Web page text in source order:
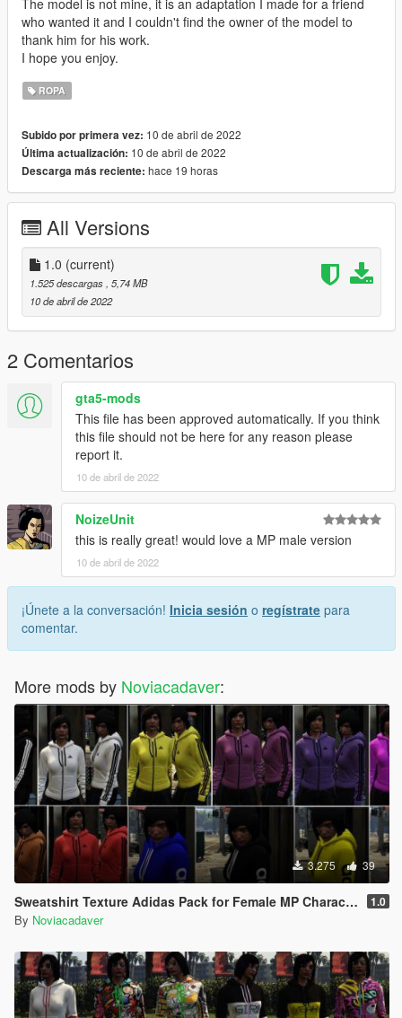
who wanted it and I couldn't find the owner of the model to
thank him for his work.
I hope you enjoy.
ROPA
Subido por primera vez: 10 de abril de 2022
Última actualización: 10 de abril de 2022
Descarga más reciente: hace 19 horas
All Versions
1.0 (current)
1.525 descargas , 5,74 MB
10 de abril de 2022
2 Comentarios
gta5-mods
This file has been approved automatically. If you think
this file should not be here for any reason please
report it.
10 de abril de 2022
NoizeUnit
this is really great! would love a MP male version
10 de abril de 2022
¡Únete a la conversación! Inicia sesión o regístrate para
comentar.
More mods by Noviacadaver:
3.275 39
Sweatshirt Texture Adidas Pack for Female MP Character 1.0
By Noviacadaver